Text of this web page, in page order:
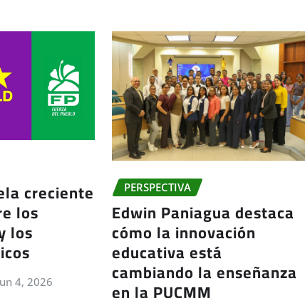
creciente
los
los
4, 2026
PERSPECTIVA
Edwin Paniagua destaca
cómo la innovación
educativa está
cambiando la enseñanza